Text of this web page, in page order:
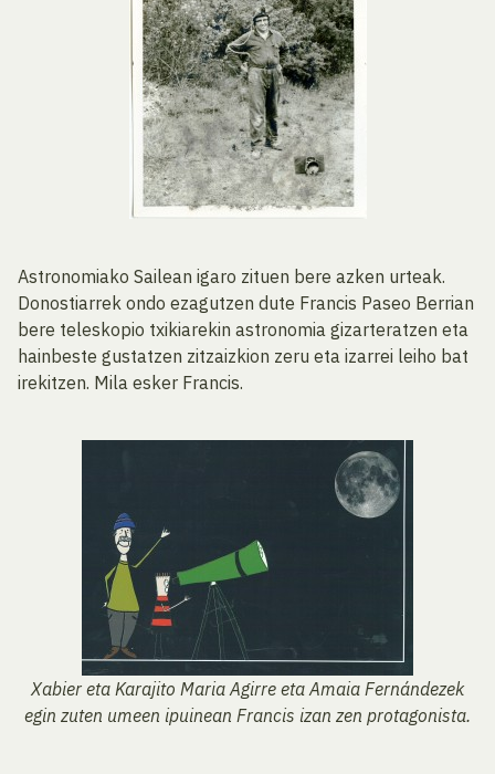
Astronomiako Sailean igaro zituen bere azken urteak.
Donostiarrek ondo ezagutzen dute Francis Paseo Berrian
bere teleskopio txikiarekin astronomia gizarteratzen eta
hainbeste gustatzen zitzaizkion zeru eta izarrei leiho bat
irekitzen. Mila esker Francis.
Xabier eta Karajito Maria Agirre eta Amaia Fernándezek
egin zuten umeen ipuinean Francis izan zen protagonista.